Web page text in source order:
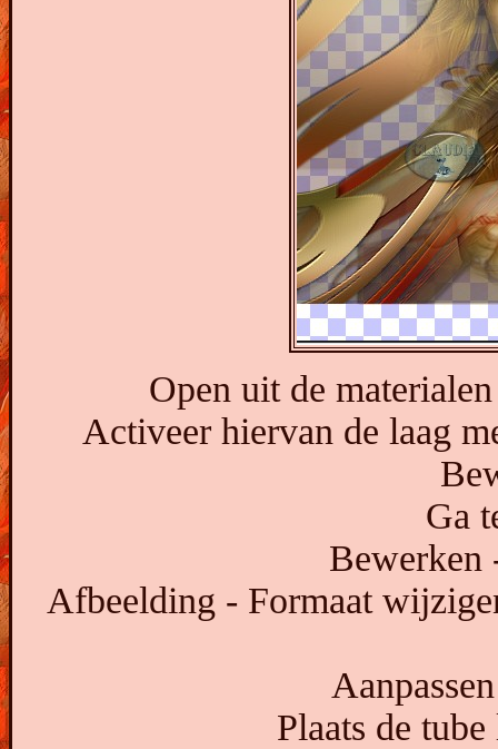
Open uit de
Activeer hiervan de laag
Ga
Bewerken
Afbeelding - Formaat
Plaats de